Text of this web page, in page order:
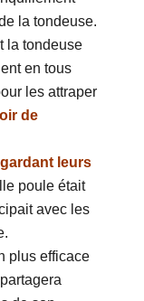
la tondeuse.
la tondeuse
en tous
les attraper
de
leurs
poule était
avec les
plus efficace